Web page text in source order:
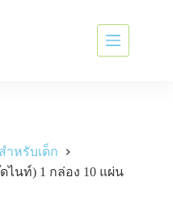
ำหรับเด็ก
นท์) 1 กล่อง 10 แผ่น